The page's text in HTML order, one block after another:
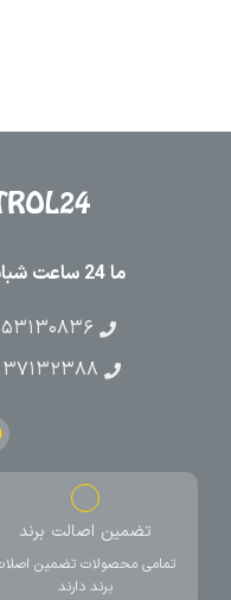
ما 24 ساعت شبانه روز در کنار شما هستیم
تضمین اصالت برند
تمامی محصولات تضمین
برند دارند